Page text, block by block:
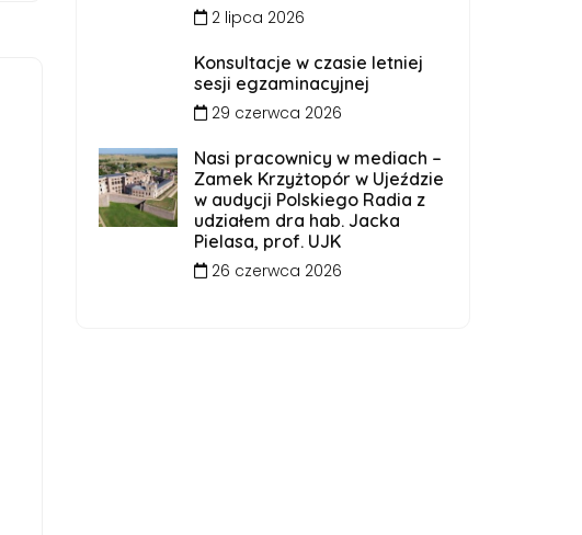
2 lipca 2026
Konsultacje w czasie letniej
sesji egzaminacyjnej
29 czerwca 2026
Nasi pracownicy w mediach –
Zamek Krzyżtopór w Ujeździe
w audycji Polskiego Radia z
udziałem dra hab. Jacka
Pielasa, prof. UJK
26 czerwca 2026